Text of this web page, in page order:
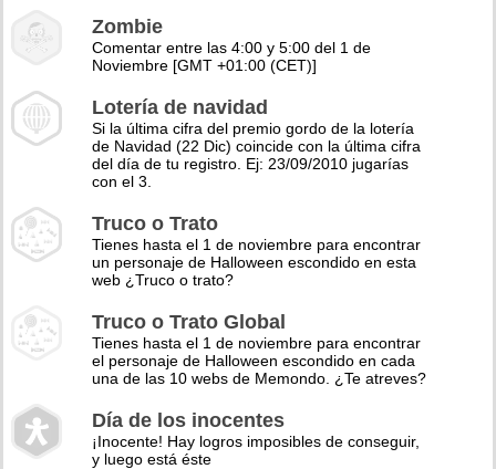
Zombie
Comentar entre las 4:00 y 5:00 del 1 de
Noviembre [GMT +01:00 (CET)]
Lotería de navidad
Si la última cifra del premio gordo de la lotería
de Navidad (22 Dic) coincide con la última cifra
del día de tu registro. Ej: 23/09/2010 jugarías
con el 3.
Truco o Trato
Tienes hasta el 1 de noviembre para encontrar
un personaje de Halloween escondido en esta
web ¿Truco o trato?
Truco o Trato Global
Tienes hasta el 1 de noviembre para encontrar
el personaje de Halloween escondido en cada
una de las 10 webs de Memondo. ¿Te atreves?
Día de los inocentes
¡Inocente! Hay logros imposibles de conseguir,
y luego está éste